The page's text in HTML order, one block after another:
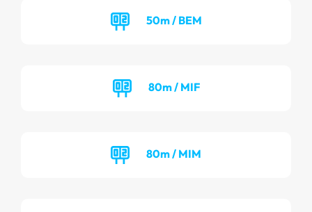
50m / BEM
80m / MIF
80m / MIM